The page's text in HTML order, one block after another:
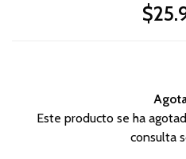
Este producto se ha
consulta